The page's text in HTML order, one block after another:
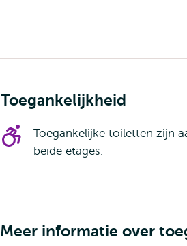
Toegankelijkheid
Toegankelijke toiletten zijn
beide etages.
Meer informatie over